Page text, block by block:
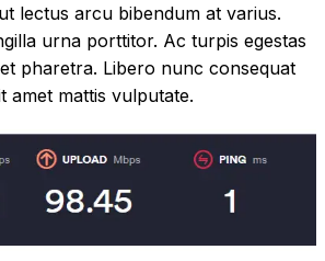
lectus arcu bibendum at varius.
urna porttitor. Ac turpis egestas
pharetra. Libero nunc consequat
amet mattis vulputate.